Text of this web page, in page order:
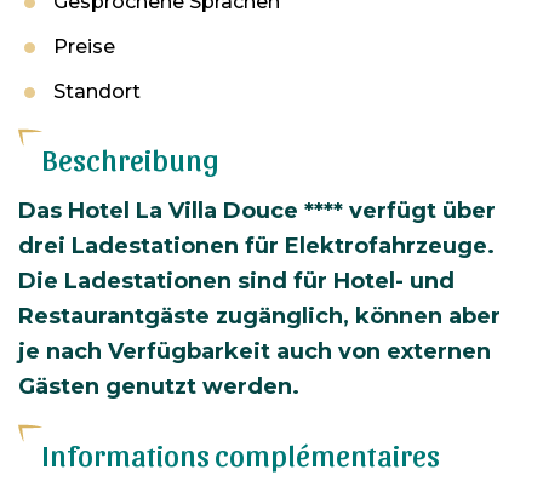
Preise
Standort
Beschreibung
Das Hotel La Villa Douce **** verfügt über
drei Ladestationen für Elektrofahrzeuge.
Die Ladestationen sind für Hotel- und
Restaurantgäste zugänglich, können aber
je nach Verfügbarkeit auch von externen
Gästen genutzt werden.
Informations complémentaires